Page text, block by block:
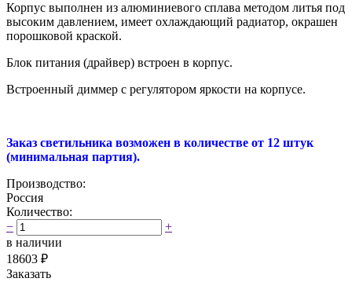
Корпус выполнен из алюминиевого сплава методом литья под
высоким давлением, имеет охлаждающий радиатор, окрашен
порошковой краской.
Блок питания (драйвер) встроен в корпус.
Встроенный диммер с регулятором яркости на корпусе.
Заказ светильника возможен в количестве от 12 штук
(минимальная партия).
Производство:
Россия
Количество:
−
+
в наличии
18603 ₽
Заказать